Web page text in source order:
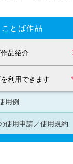
ことば作品
品紹介
「ことば」
「ことば」
ことば」
ことば」
ば」
「ことば」
ことば」
利用できます
用例
使用申請／使用規約